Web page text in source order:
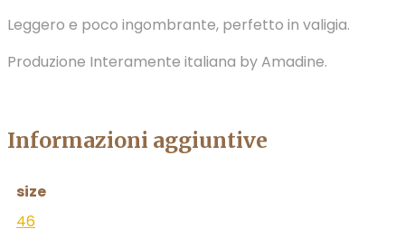
Leggero e poco ingombrante, perfetto in valigia.
Produzione Interamente italiana by Amadine.
Informazioni aggiuntive
size
46